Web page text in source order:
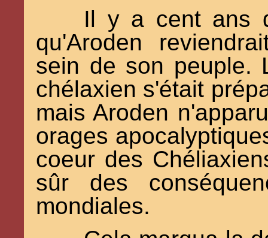
Il y a cent ans
qu'Aroden
sein de son peuple.
chélaxien s'était
mais Aroden
orages
coeur des
sûr des
mondiales.